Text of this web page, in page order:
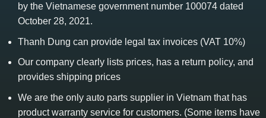
by the Vietnamese government number 100074 dated
October 28, 2021.
Thanh Dung can provide legal tax invoices (VAT 10%)
Our company clearly lists prices, has a return policy, and
provides shipping prices
We are the only auto parts supplier in Vietnam that has
product warranty service for customers. (Some items have